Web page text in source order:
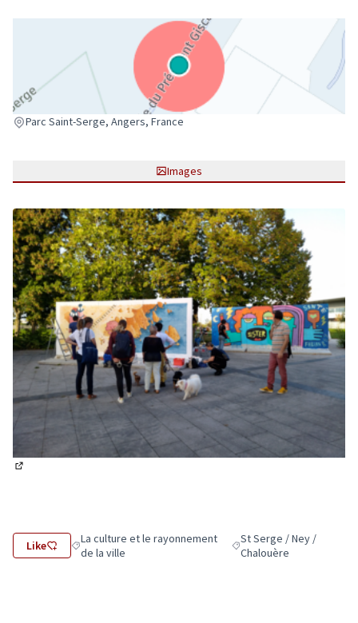
Parc Saint-Serge, Angers, France
(Lien externe)
Images
Like Filtrer les résultats de la catégorie : La culture et le
La culture et le rayonnement
de la ville
Filtrer les résultats pour
St Serge / Ney /
Chalouère